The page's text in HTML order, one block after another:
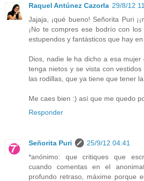
Raquel Antúnez Cazorla 29/8/12
Jajaja, ¡qué bueno! Señorita Puri
¡No te compres ese bodrío con
estupendos y fantásticos que hay en
Dios, nadie le ha dicho a esa
tenga nietos y se vista con
las rodillas, que ya tiene que tener
Me caes bien :) así que me quedo
Responder
Señorita Puri
25/9/12 04:41
*anónimo: que critiques que
cuando comentas en el
profundo retraso, máxime porque